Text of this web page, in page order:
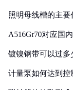
照明母线槽的主要
A516Gr70对应国
镀镍钢带可以过多
计量泵如何达到